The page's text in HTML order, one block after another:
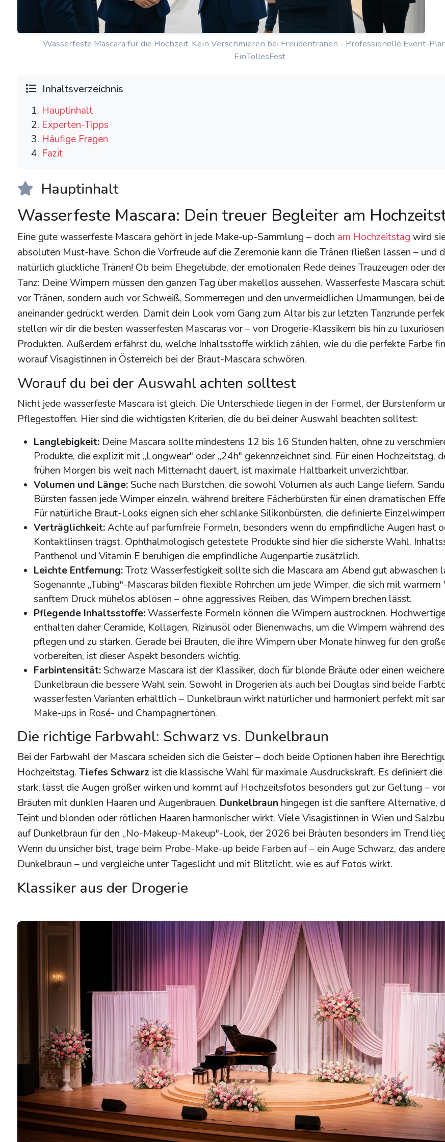
Wasserfeste Mascara für die Hochzeit: Kein Verschmieren bei Freudentränen - Professionelle Event-
EinTollesFest
Inhaltsverzeichnis
Hauptinhalt
Experten-Tipps
Häufige Fragen
Fazit
Hauptinhalt
Wasserfeste Mascara: Dein treuer Begleiter am
Eine gute wasserfeste Mascara gehört in jede Make-up-Sammlung – doch am Hochzeitstag wird
absoluten Must-have. Schon die Vorfreude auf die Zeremonie kann die Tränen fließen lassen – und
natürlich glückliche Tränen! Ob beim Ehegelübde, der emotionalen Rede deines Trauzeugen oder
Tanz: Deine Wimpern müssen den ganzen Tag über makellos aussehen. Wasserfeste Mascara
vor Tränen, sondern auch vor Schweiß, Sommerregen und den unvermeidlichen Umarmungen, bei
aneinander gedrückt werden. Damit dein Look vom Gang zum Altar bis zur letzten Tanzrunde
stellen wir dir die besten wasserfesten Mascaras vor – von Drogerie-Klassikern bis hin zu
Produkten. Außerdem erfährst du, welche Inhaltsstoffe wirklich zählen, wie du die perfekte Farbe
worauf Visagistinnen in Österreich bei der Braut-Mascara schwören.
Worauf du bei der Auswahl achten solltest
Nicht jede wasserfeste Mascara ist gleich. Die Unterschiede liegen in der Formel, der Bürstenform
Pflegestoffen. Hier sind die wichtigsten Kriterien, die du bei deiner Auswahl beachten solltest:
Langlebigkeit: Deine Mascara sollte mindestens 12 bis 16 Stunden halten, ohne zu
Produkte, die explizit mit „Longwear" oder „24h" gekennzeichnet sind. Für einen Hochzeitstag,
frühen Morgen bis weit nach Mitternacht dauert, ist maximale Haltbarkeit unverzichtbar.
Volumen und Länge: Suche nach Bürstchen, die sowohl Volumen als auch Länge liefern.
Bürsten fassen jede Wimper einzeln, während breitere Fächerbürsten für einen dramatischen
Für natürliche Braut-Looks eignen sich eher schlanke Silikonbürsten, die definierte
Verträglichkeit:Achte auf parfumfreie Formeln, besonders wenn du empfindliche Augen hast
Kontaktlinsen trägst. Ophthalmologisch getestete Produkte sind hier die sicherste Wahl.
Panthenol und Vitamin E beruhigen die empfindliche Augenpartie zusätzlich.
Leichte Entfernung:Trotz Wasserfestigkeit sollte sich die Mascara am Abend gut abwaschen
Sogenannte „Tubing"-Mascaras bilden flexible Röhrchen um jede Wimper, die sich mit warmem
sanftem Druck mühelos ablösen – ohne aggressives Reiben, das Wimpern brechen lässt.
Pflegende Inhaltsstoffe:Wasserfeste Formeln können die Wimpern austrocknen.
enthalten daher Ceramide, Kollagen, Rizinusöl oder Bienenwachs, um die Wimpern während
pflegen und zu stärken. Gerade bei Bräuten, die ihre Wimpern über Monate hinweg für den
vorbereiten, ist dieser Aspekt besonders wichtig.
Farbintensität: Schwarze Mascara ist der Klassiker, doch für blonde Bräute oder einen
Dunkelbraun die bessere Wahl sein. Sowohl in Drogerien als auch bei Douglas sind beide
wasserfesten Varianten erhältlich – Dunkelbraun wirkt natürlicher und harmoniert perfekt mit
Make-ups in Rosé- und Champagnertönen.
Die richtige Farbwahl: Schwarz vs. Dunkelbraun
Bei der Farbwahl der Mascara scheiden sich die Geister – doch beide Optionen haben ihre
Hochzeitstag. Tiefes Schwarz ist die klassische Wahl für maximale Ausdruckskraft. Es definiert
stark, lässt die Augen größer wirken und kommt auf Hochzeitsfotos besonders gut zur Geltung –
Bräuten mit dunklen Haaren und Augenbrauen. Dunkelbraun hingegen ist die sanftere Alternative,
Teint und blonden oder rötlichen Haaren harmonischer wirkt. Viele Visagistinnen in Wien und
auf Dunkelbraun für den „No-Makeup-Makeup"-Look, der 2026 bei Bräuten besonders im Trend
Wenn du unsicher bist, trage beim Probe-Make-up beide Farben auf – ein Auge Schwarz, das andere
Dunkelbraun – und vergleiche unter Tageslicht und mit Blitzlicht, wie es auf Fotos wirkt.
Klassiker aus der Drogerie